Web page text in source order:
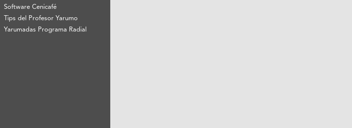
Software Cenicafé
Tips del Profesor Yarumo
Yarumadas Programa Radial